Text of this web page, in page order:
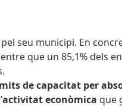
pel seu municipi. En
que un 85,1% dels
de capacitat per
activitat econòmica que